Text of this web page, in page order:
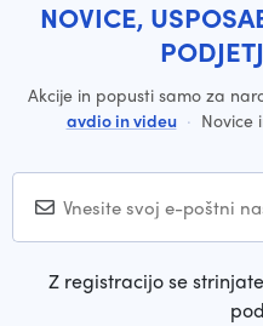
NOVICE,
Akcije in popusti samo za
avdio in videu · Novice
Z registracijo se